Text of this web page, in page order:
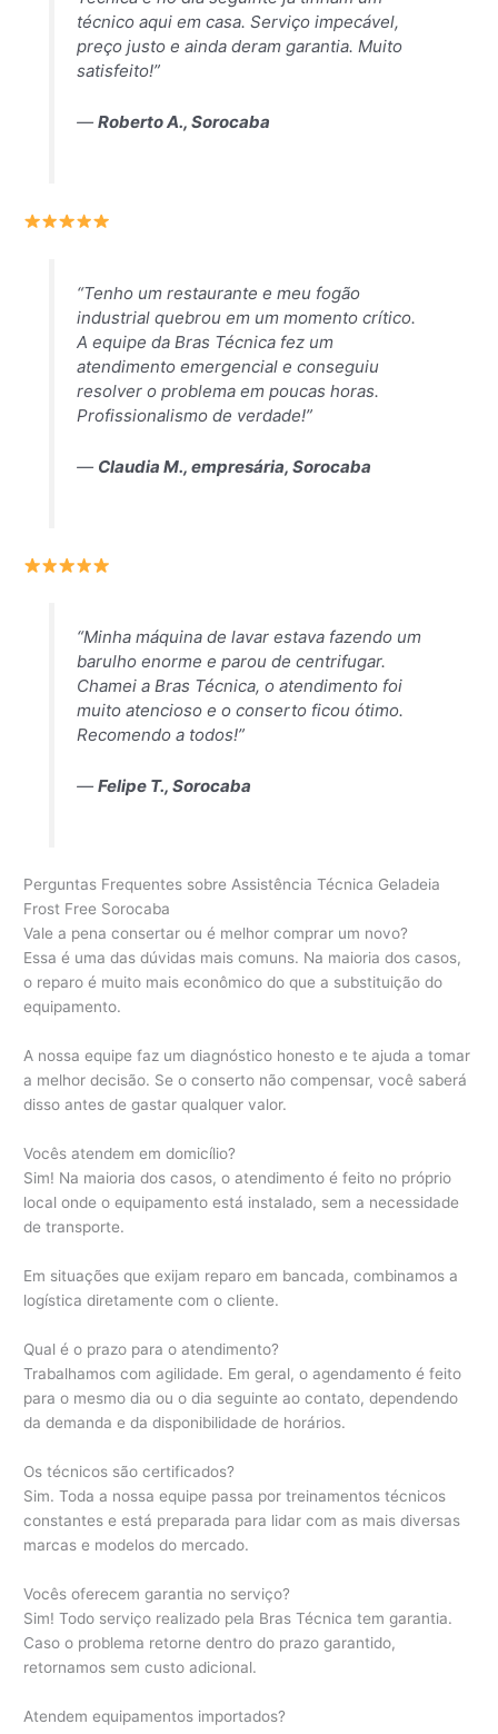
técnico aqui em casa. Serviço impecável,
preço justo e ainda deram garantia. Muito
satisfeito!”
— Roberto A., Sorocaba
“Tenho um restaurante e meu fogão
industrial quebrou em um momento crítico.
A equipe da Bras Técnica fez um
atendimento emergencial e conseguiu
resolver o problema em poucas horas.
Profissionalismo de verdade!”
— Claudia M., empresária, Sorocaba
“Minha máquina de lavar estava fazendo um
barulho enorme e parou de centrifugar.
Chamei a Bras Técnica, o atendimento foi
muito atencioso e o conserto ficou ótimo.
Recomendo a todos!”
— Felipe T., Sorocaba
Perguntas Frequentes sobre Assistência Técnica Geladeia
Frost Free Sorocaba
Vale a pena consertar ou é melhor comprar um novo?
Essa é uma das dúvidas mais comuns. Na maioria dos casos,
o reparo é muito mais econômico do que a substituição do
equipamento.
A nossa equipe faz um diagnóstico honesto e te ajuda a tomar
a melhor decisão. Se o conserto não compensar, você saberá
disso antes de gastar qualquer valor.
Vocês atendem em domicílio?
Sim! Na maioria dos casos, o atendimento é feito no próprio
local onde o equipamento está instalado, sem a necessidade
de transporte.
Em situações que exijam reparo em bancada, combinamos a
logística diretamente com o cliente.
Qual é o prazo para o atendimento?
Trabalhamos com agilidade. Em geral, o agendamento é feito
para o mesmo dia ou o dia seguinte ao contato, dependendo
da demanda e da disponibilidade de horários.
Os técnicos são certificados?
Sim. Toda a nossa equipe passa por treinamentos técnicos
constantes e está preparada para lidar com as mais diversas
marcas e modelos do mercado.
Vocês oferecem garantia no serviço?
Sim! Todo serviço realizado pela Bras Técnica tem garantia.
Caso o problema retorne dentro do prazo garantido,
retornamos sem custo adicional.
Atendem equipamentos importados?